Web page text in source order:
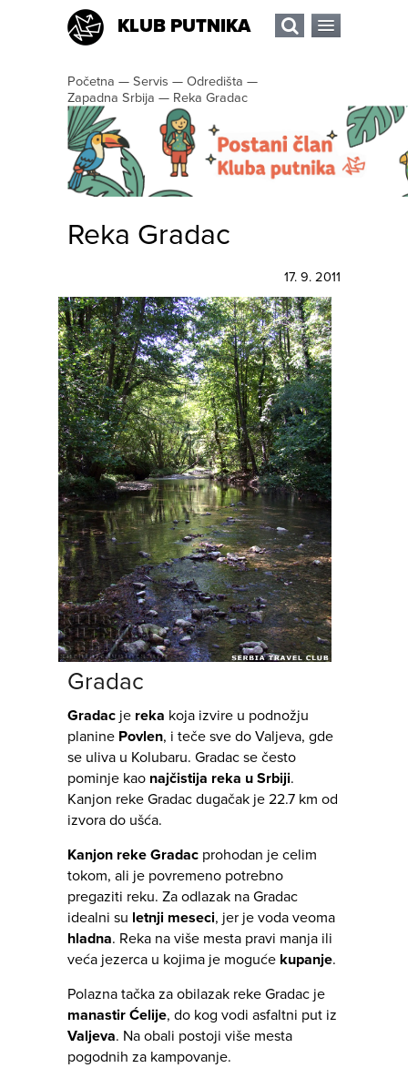
KLUB PUTNIKA
Početna — Servis — Odredišta —
Zapadna Srbija — Reka Gradac
Reka Gradac
17. 9. 2011
Gradac
Gradac je reka koja izvire u podnožju
planine Povlen, i teče sve do Valjeva, gde
se uliva u Kolubaru. Gradac se često
pominje kao najčistija reka u Srbiji.
Kanjon reke Gradac dugačak je 22.7 km od
izvora do ušća.
Kanjon reke Gradac prohodan je celim
tokom, ali je povremeno potrebno
pregaziti reku. Za odlazak na Gradac
idealni su letnji meseci, jer je voda veoma
hladna. Reka na više mesta pravi manja ili
veća jezerca u kojima je moguće kupanje.
Polazna tačka za obilazak reke Gradac je
manastir Ćelije, do kog vodi asfaltni put iz
Valjeva. Na obali postoji više mesta
pogodnih za kampovanje.